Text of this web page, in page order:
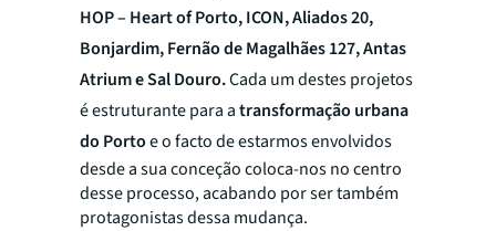
HOP – Heart of Porto, ICON, Aliados 20,
Bonjardim, Fernão de Magalhães 127, Antas
Atrium e Sal Douro.Cada um destes projetos
é estruturante para atransformação urbana
do Portoe o facto de estarmos envolvidos
desde a sua conceção coloca-nos no centro
desse processo, acabando por ser também
protagonistas dessa mudança.